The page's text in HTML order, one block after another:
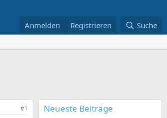
Anmelden Registrieren Suche
#1 Neueste Beiträge